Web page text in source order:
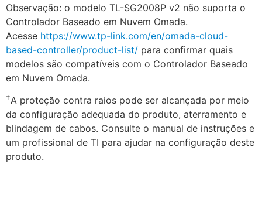
Observação: o modelo TL-SG2008P v2 não suporta o
Controlador Baseado em Nuvem Omada.
Acesse https://www.tp-link.com/en/omada-cloud-
based-controller/product-list/ para confirmar quais
modelos são compatíveis com o Controlador Baseado
em Nuvem Omada.
†A proteção contra raios pode ser alcançada por meio
da configuração adequada do produto, aterramento e
blindagem de cabos. Consulte o manual de instruções e
um profissional de TI para ajudar na configuração deste
produto.